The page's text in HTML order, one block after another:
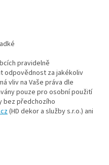
pravidelně
odpovědnost za jakékoliv
vliv na Vaše práva dle
pouze pro osobní použití
bez předchozího
(HD dekor a služby s.r.o.) ani